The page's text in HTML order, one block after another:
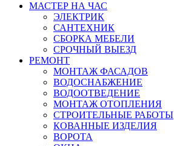
МАСТЕР НА ЧАС
ЭЛЕКТРИК
САНТЕХНИК
СБОРКА МЕБЕЛИ
СРОЧНЫЙ ВЫЕЗД
РЕМОНТ
МОНТАЖ ФАСАДОВ
ВОДОСНАБЖЕНИЕ
ВОДООТВЕДЕНИЕ
МОНТАЖ ОТОПЛЕНИЯ
СТРОИТЕЛЬНЫЕ РАБОТЫ
КОВАННЫЕ ИЗДЕЛИЯ
ВОРОТА